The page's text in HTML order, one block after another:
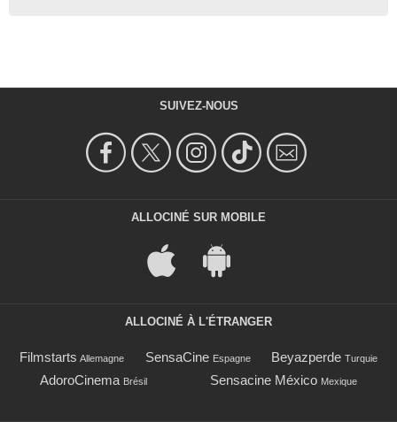
SUIVEZ-NOUS
ALLOCINÉ SUR MOBILE
ALLOCINÉ À L'ÉTRANGER
Filmstarts Allemagne SensaCine Espagne Beyazperde Turquie
AdoroCinema Brésil Sensacine México Mexique